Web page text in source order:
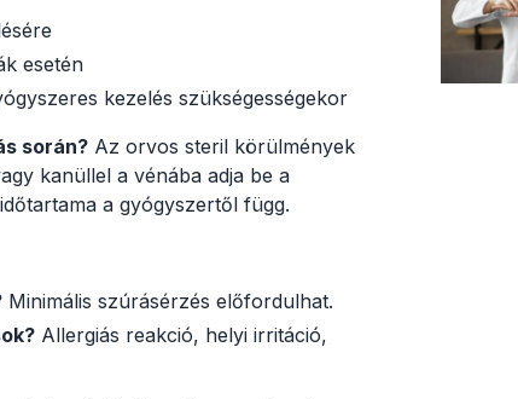
esetén
kezelés szükségességekor
során? Az orvos steril körülmények
kanüllel a vénába adja be a
a gyógyszertől függ.
Minimális szúrásérzés előfordulhat.
Allergiás reakció, helyi irritáció,